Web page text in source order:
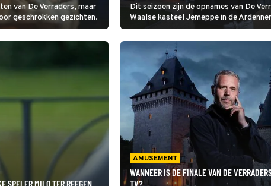
van De Verraders, maar
geschrokken gezichten.
Dit seizoen zijn de opnames van De
Waalse kasteel Jemeppe in de
het veel Nederlanders bekend
een half afgebouwde ruïne die op dat
gebaseerd is.
SPELER MILO TER REEGEN
AMUSEMENT
WANNEER IS DE FINALE VAN DE
TV?